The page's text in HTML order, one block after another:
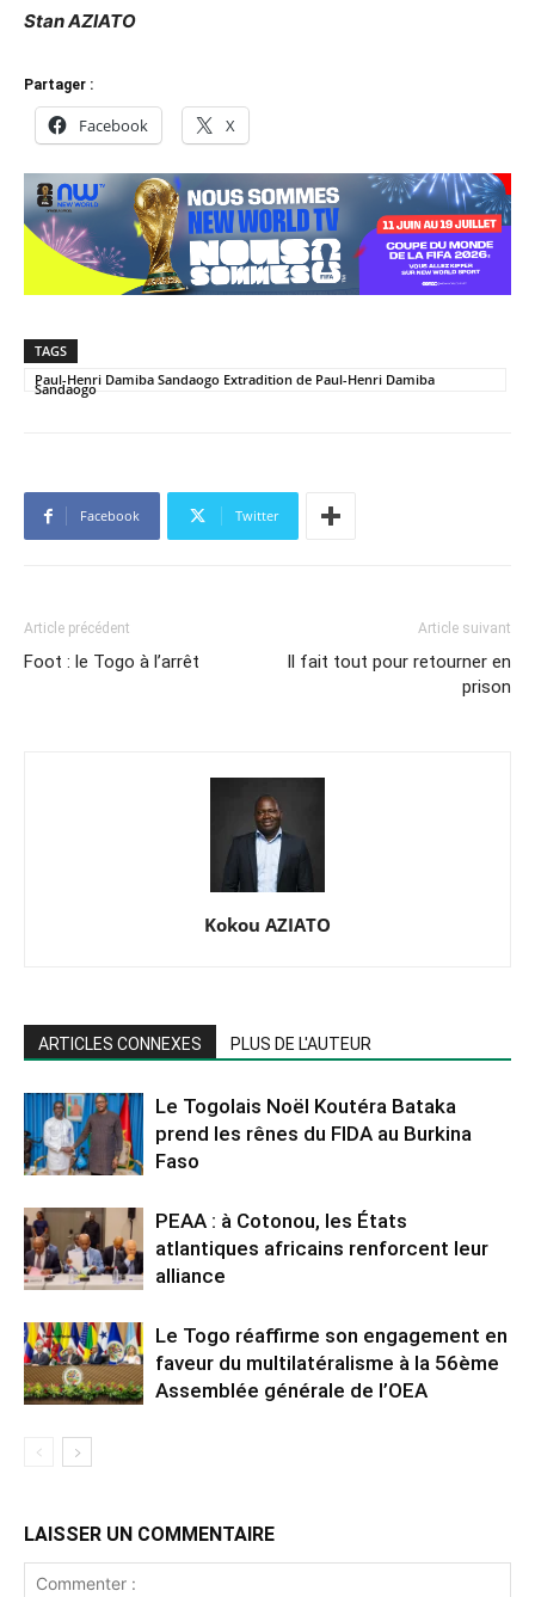
Stan AZIATO
Partager :
Facebook X
TAGS
Paul-Henri Damiba Sandaogo Extradition de Paul-Henri Damiba
Sandaogo
Facebook Twitter
Article précédent
Foot : le Togo à l’arrêt
Article suivant
Il fait tout pour retourner en
prison
Kokou AZIATO
ARTICLES CONNEXES PLUS DE L'AUTEUR
Le Togolais Noël Koutéra Bataka
prend les rênes du FIDA au Burkina
Faso
PEAA : à Cotonou, les États
atlantiques africains renforcent leur
alliance
Le Togo réaffirme son engagement en
faveur du multilatéralisme à la 56ème
Assemblée générale de l’OEA
LAISSER UN COMMENTAIRE